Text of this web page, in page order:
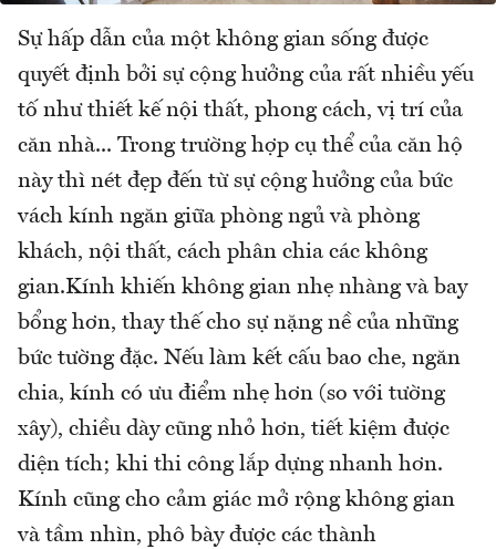
Sự hấp dẫn của một không gian sống được
quyết định bởi sự cộng hưởng của rất nhiều yếu
tố như thiết kế nội thất, phong cách, vị trí của
căn nhà... Trong trường hợp cụ thể của căn hộ
này thì nét đẹp đến từ sự cộng hưởng của bức
vách kính ngăn giữa phòng ngủ và phòng
khách, nội thất, cách phân chia các không
gian.Kính khiến không gian nhẹ nhàng và bay
bổng hơn, thay thế cho sự nặng nề của những
bức tường đặc. Nếu làm kết cấu bao che, ngăn
chia, kính có ưu điểm nhẹ hơn (so với tường
xây), chiều dày cũng nhỏ hơn, tiết kiệm được
diện tích; khi thi công lắp dựng nhanh hơn.
Kính cũng cho cảm giác mở rộng không gian
và tầm nhìn, phô bày được các thành